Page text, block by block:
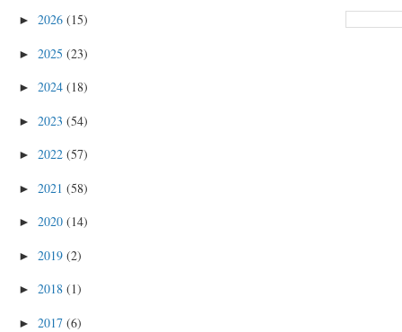
► 2026 (15)
► 2025 (23)
► 2024 (18)
► 2023 (54)
► 2022 (57)
► 2021 (58)
► 2020 (14)
► 2019 (2)
► 2018 (1)
► 2017 (6)